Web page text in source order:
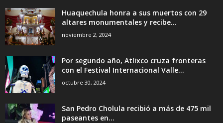
Huaquechula honra a sus muertos con 29
altares monumentales y recibe...
noviembre 2, 2024
Por segundo año, Atlixco cruza fronteras
con el Festival Internacional Valle...
octubre 30, 2024
San Pedro Cholula recibió a más de 475 mil
paseantes en...